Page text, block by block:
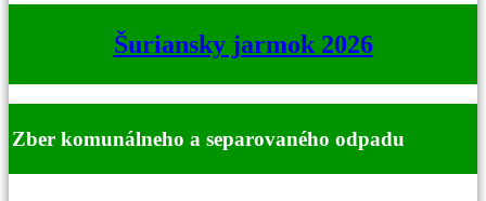
Šuriansky jarmok 2026
Zber komunálneho a separovaného odpadu